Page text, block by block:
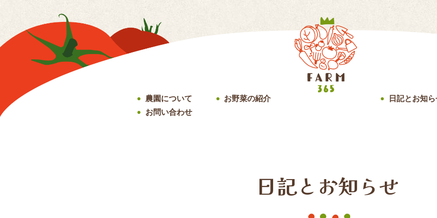
● 農園について ● お野菜の紹介 ● 日記とお知
● お問い合わせ
日記とお知らせ